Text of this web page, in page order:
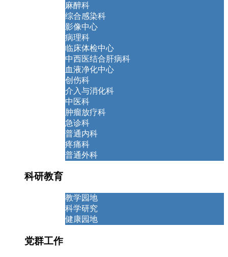
麻醉科
综合感染科
影像中心
病理科
临床体检中心
中西医结合肝病科
血液净化中心
创伤科
介入与消化科
中医科
肿瘤放疗科
急诊科
普通内科
疼痛科
普通外科
科研教育
教学园地
科学研究
健康园地
党群工作